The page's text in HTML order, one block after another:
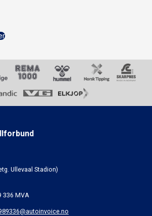
Ullevaal Stadion)
336 MVA